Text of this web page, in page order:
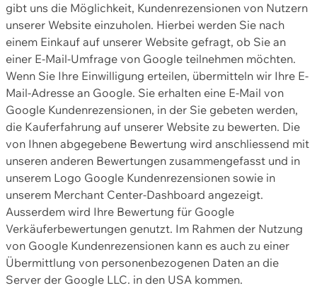
gibt uns die Möglichkeit, Kundenrezensionen von Nutzern
unserer Website einzuholen. Hierbei werden Sie nach
einem Einkauf auf unserer Website gefragt, ob Sie an
einer E-Mail-Umfrage von Google teilnehmen möchten.
Wenn Sie Ihre Einwilligung erteilen, übermitteln wir Ihre E-
Mail-Adresse an Google. Sie erhalten eine E-Mail von
Google Kundenrezensionen, in der Sie gebeten werden,
die Kauferfahrung auf unserer Website zu bewerten. Die
von Ihnen abgegebene Bewertung wird anschliessend mit
unseren anderen Bewertungen zusammengefasst und in
unserem Logo Google Kundenrezensionen sowie in
unserem Merchant Center-Dashboard angezeigt.
Ausserdem wird Ihre Bewertung für Google
Verkäuferbewertungen genutzt. Im Rahmen der Nutzung
von Google Kundenrezensionen kann es auch zu einer
Übermittlung von personenbezogenen Daten an die
Server der Google LLC. in den USA kommen.